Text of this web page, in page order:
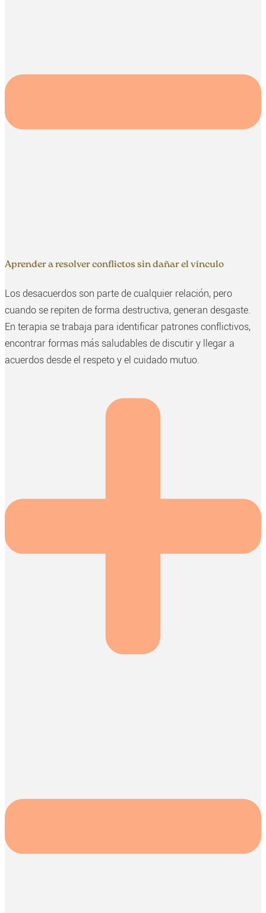
Aprender a resolver conflictos sin dañar el vínculo
Los desacuerdos son parte de cualquier relación, pero
cuando se repiten de forma destructiva, generan desgaste.
En terapia se trabaja para identificar patrones conflictivos,
encontrar formas más saludables de discutir y llegar a
acuerdos desde el respeto y el cuidado mutuo.